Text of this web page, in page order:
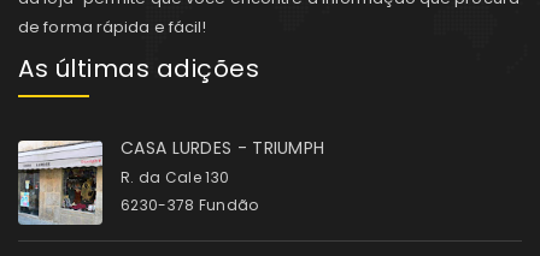
de forma rápida e fácil!
As últimas adições
CASA LURDES - TRIUMPH
R. da Cale 130
6230-378 Fundão